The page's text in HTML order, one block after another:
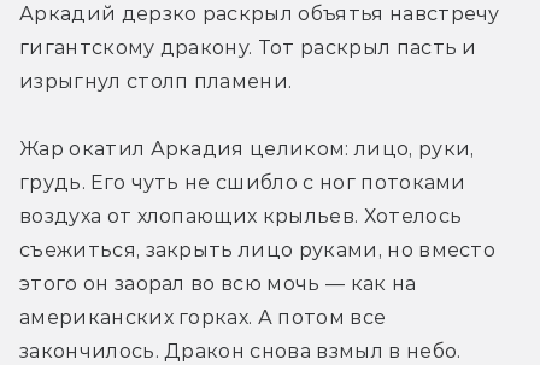
Аркадий дерзко раскрыл объятья навстречу
гигантскому дракону. Тот раскрыл пасть и
изрыгнул столп пламени.
Жар окатил Аркадия целиком: лицо, руки,
грудь. Его чуть не сшибло с ног потоками
воздуха от хлопающих крыльев. Хотелось
съежиться, закрыть лицо руками, но вместо
этого он заорал во всю мочь — как на
американских горках. А потом все
закончилось. Дракон снова взмыл в небо.